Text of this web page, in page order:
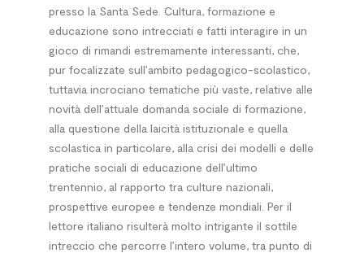
presso la Santa Sede. Cultura, formazione e
educazione sono intrecciati e fatti interagire in un
gioco di rimandi estremamente interessanti, che,
pur focalizzate sull’ambito pedagogico-scolastico,
tuttavia incrociano tematiche più vaste, relative alle
novità dell’attuale domanda sociale di formazione,
alla questione della laicità istituzionale e quella
scolastica in particolare, alla crisi dei modelli e delle
pratiche sociali di educazione dell’ultimo
trentennio, al rapporto tra culture nazionali,
prospettive europee e tendenze mondiali. Per il
lettore italiano risulterà molto intrigante il sottile
intreccio che percorre l’intero volume, tra punto di